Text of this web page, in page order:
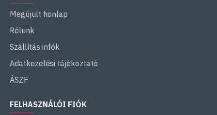
Megújult honlap
Rólunk
Szállítás infók
Adatkezelési tájékoztató
ÁSZF
FELHASZNÁLÓI FIÓK